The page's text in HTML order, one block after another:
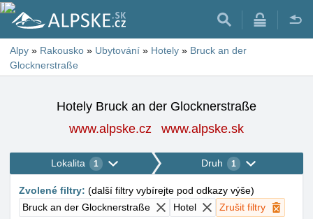
Alpy » Rakousko » Ubytování » Hotely » Bruck an der
Glocknerstraße
Hotely Bruck an der Glocknerstraße
www.alpske.cz
www.alpske.sk
Lokalita 1 Druh 1
Zvolené filtry: (další filtry vybírejte pod odkazy výše)
Bruck an der Glocknerstraße
Hotel Zrušit filtry